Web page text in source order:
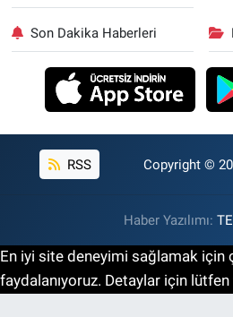
Son Dakika Haberleri
RSS Copyright ©
Haber Yazılımı:
En iyi site deneyimi sağlamak için
faydalanıyoruz. Detaylar için lütfen